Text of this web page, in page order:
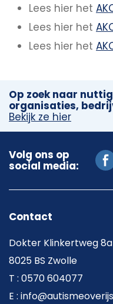
Lees hier het
Lees hier het
Lees hier het
Op zoek naar
organisaties,
Bekijk ze hier
Volg ons op
social media:
Contact
Dokter Klinkertweg 8a
8025 BS Zwolle
T : 0570 604077
E :